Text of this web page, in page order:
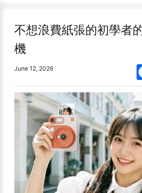
不想浪費紙張的初學者
機
June 12, 2026